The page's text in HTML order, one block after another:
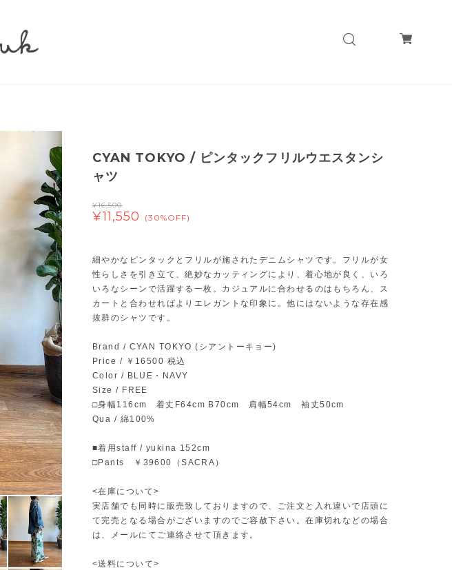
CYAN TOKYO / ピンタックフリルウエスタンシ
ャツ
¥16,500
¥11,550 (30%OFF)
細やかなピンタックとフリルが施されたデニムシャツです。フリルが女
性らしさを引き立て、絶妙なカッティングにより、着心地が良く、いろ
いろなシーンで活躍する一枚。カジュアルに合わせるのはもちろん、ス
カートと合わせればよりエレガントな印象に。他にはないような存在感
抜群のシャツです。
Brand / CYAN TOKYO (シアントーキョー)
Price / ￥16500 税込
Color / BLUE・NAVY
Size / FREE
□身幅116cm 着丈F64cm B70cm 肩幅54cm 袖丈50cm
Qua / 綿100%
■着用staff / yukina 152cm
□Pants ￥39600（SACRA）
<在庫について>
実店舗でも同時に販売致しておりますので、ご注文と入れ違いで店頭に
て完売となる場合がございますのでご容赦下さい。在庫切れなどの場合
は、メールにてご連絡させて頂きます。
<送料について>